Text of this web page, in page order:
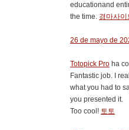
educationand
the time. 경마사이
26 de mayo de
Totopick Pro ha
Fantastic job. I
what you had to
you presented it.
Too cool! 토토